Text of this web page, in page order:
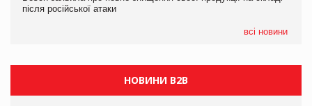
після російської атаки
всі новини
Сергій Лісунов про заморожені хлібобулочні вироби на
після російської атаки
НОВИНИ B2B